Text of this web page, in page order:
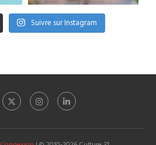
Suivre sur Instagram